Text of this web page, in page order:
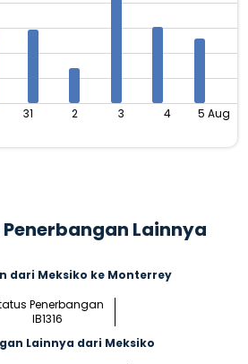
31 2 3 4 5 Aug
Lainnya
dari Meksiko ke Monterrey
Penerbangan
IB1316
Lainnya dari Meksiko